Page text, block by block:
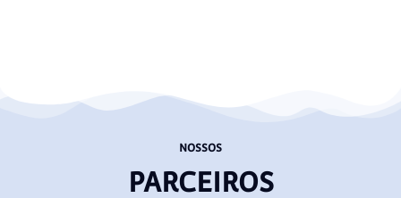
NOSSOS
PARCEIROS